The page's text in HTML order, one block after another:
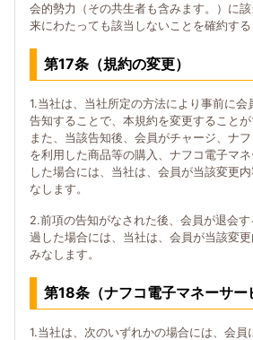
会的勢力（その共生者も含みます。）に
来にわたっても該当しないことを確約する
第17条（規約の変更）
1.当社は、当社所定の方法により事前に会
告知することで、本規約を変更することが
また、当該告知後、会員がチャージ、ナ
を利用した商品等の購入、ナフコ電子マ
した場合には、当社は、会員が当該変更
なします。
2.前項の告知がなされた後、会員が退会
過した場合には、当社は、会員が当該変
みなします。
第18条（ナフコ電子マネーサー
1.当社は、次のいずれかの場合には、会員